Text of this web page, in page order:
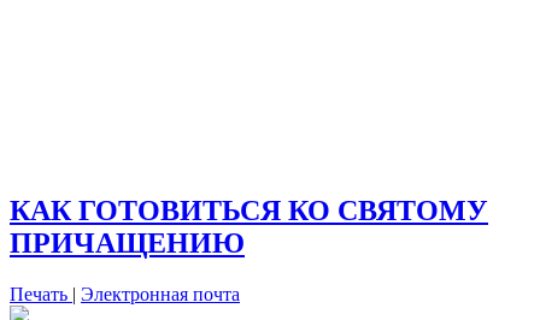
КАК ГОТОВИТЬСЯ КО СВЯТОМУ
ПРИЧАЩЕНИЮ
Печать | Электронная почта